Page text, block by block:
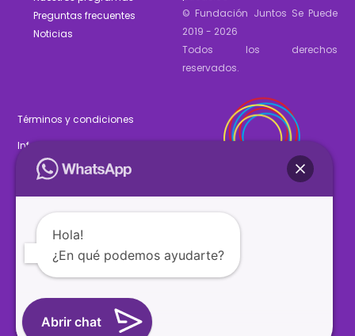
Preguntas frecuentes
Noticias
© Fundación Juntos Se Puede
2019 - 2026
Todos los derechos
reservados.
Términos y condiciones
Informe de gestión 2025
Estados financieros 2025
SÍGUENOS
Hola!
¿En qué podemos ayudarte?
Abrir chat